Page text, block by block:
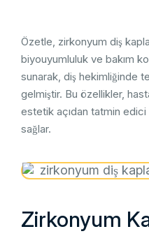
Özetle, zirkonyum diş
biyouyumluluk ve bakım
sunarak, diş hekimliğinde
gelmiştir. Bu özellikler,
estetik açıdan tatmin
sağlar.
Zirkonyum